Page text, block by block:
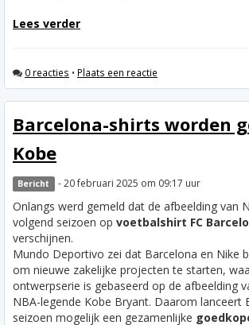
Lees verder
0 reacties • Plaats een reactie
Barcelona-shirts worden
Kobe
Bericht - 20 februari 2025 om 09:17 uur
Onlangs werd gemeld dat de afbeelding van
volgend seizoen op voetbalshirt FC
verschijnen.
Mundo Deportivo zei dat Barcelona en Nike
om nieuwe zakelijke projecten te starten,
ontwerpserie is gebaseerd op de afbeelding
NBA-legende Kobe Bryant. Daarom lanceert
seizoen mogelijk een gezamenlijke